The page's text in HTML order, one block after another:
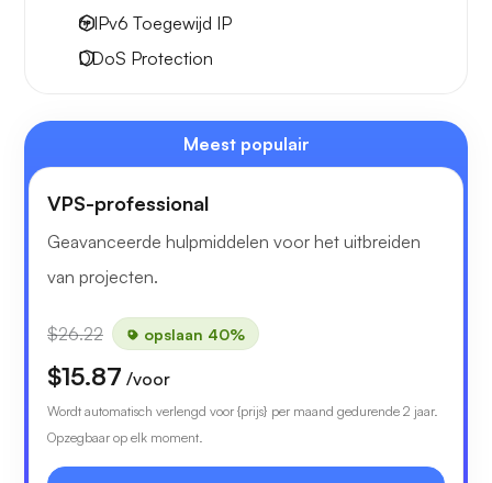
6 IPv6 Toegewijd IP
DDoS Protection
Meest populair
VPS-professional
Geavanceerde hulpmiddelen voor het uitbreiden
van projecten.
$26.22 opslaan 40%
$15.87 /voor
Wordt automatisch verlengd voor {prijs} per maand gedurende 2 jaar.
Opzegbaar op elk moment.